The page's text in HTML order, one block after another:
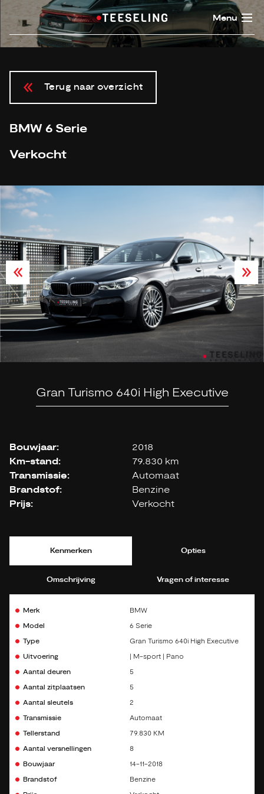
Menu
Terug naar overzicht
BMW 6 Serie
Verkocht
Gran Turismo 640i High Executive
Bouwjaar: 2018
Km-stand: 79.830 km
Transmissie: Automaat
Brandstof: Benzine
Prijs: Verkocht
Kenmerken Opties
Omschrijving Vragen of interesse
Merk BMW
Model 6 Serie
Type Gran Turismo 640i High Executive
Uitvoering | M-sport | Pano
Aantal deuren 5
Aantal zitplaatsen 5
Aantal sleutels 2
Transmissie Automaat
Tellerstand 79.830 KM
Aantal versnellingen 8
Bouwjaar 14-11-2018
Brandstof Benzine